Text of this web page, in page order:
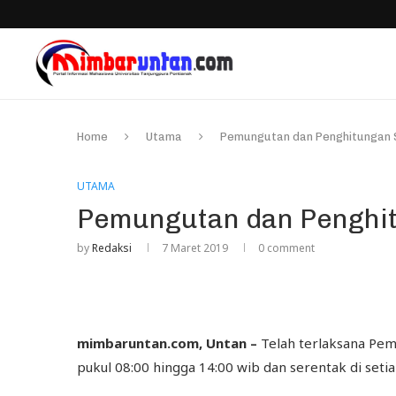
Home Utama Pemungutan dan Penghitungan
UTAMA
Pemungutan dan
byRedaksi 7 Maret 2019 0 comment
mimbaruntan.com, Untan – Telah terlaksana
pukul 08:00 hingga 14:00 wib dan serentak di